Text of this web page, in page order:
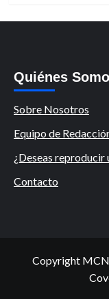
Quiénes
Sobre Nosotros
Equipo de
¿Deseas reproducir
Contacto
Copyright MCN